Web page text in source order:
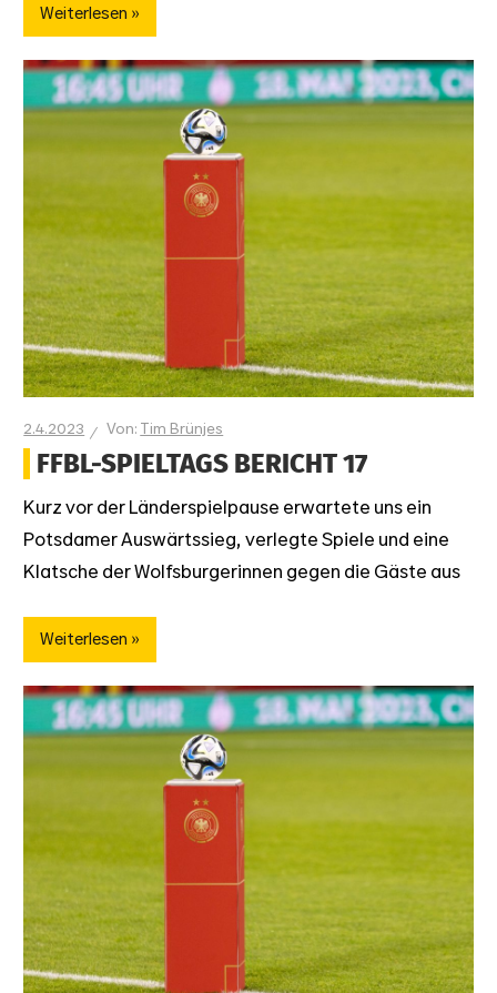
Weiterlesen
2.4.2023 Tim Brünjes
FFBL-SPIELTAGS BERICHT 17
Kurz vor der Länderspielpause erwartete uns ein
Potsdamer Auswärtssieg, verlegte Spiele und eine
Klatsche der Wolfsburgerinnen gegen die Gäste aus
Weiterlesen